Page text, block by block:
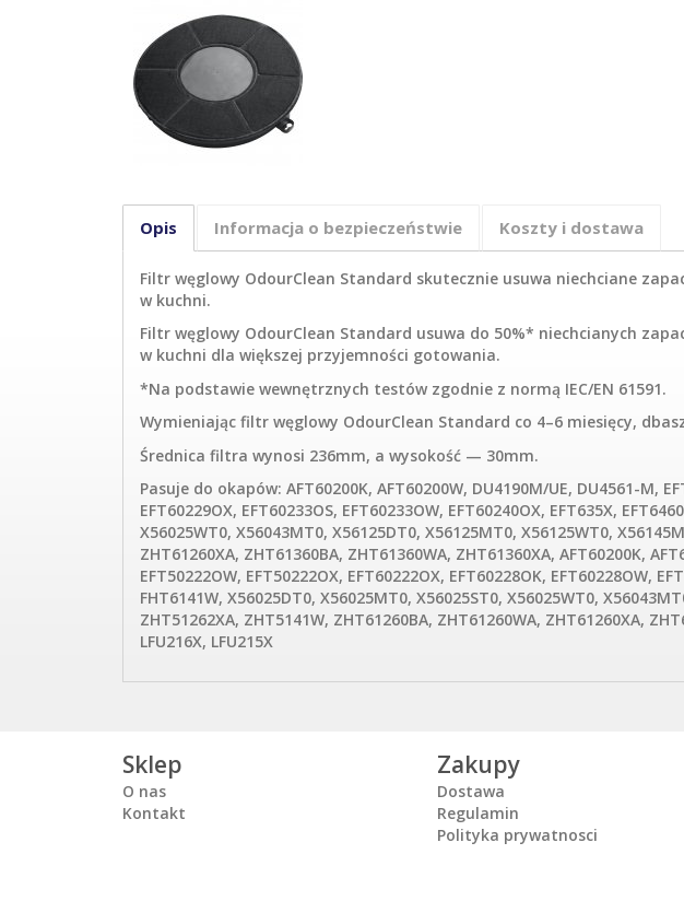
Opis Informacja o bezpieczeństwie Koszty i dostawa
Filtr węglowy OdourClean Standard skutecznie usuwa niechciane
w kuchni.
Filtr węglowy OdourClean Standard usuwa do 50%* niechcianych
w kuchni dla większej przyjemności gotowania.
*Na podstawie wewnętrznych testów zgodnie z normą IEC/EN 61591.
Wymieniając filtr węglowy OdourClean Standard co 4–6 miesięcy,
Średnica filtra wynosi 236mm, a wysokość — 30mm.
Pasuje do okapów: AFT60200K, AFT60200W, DU4190M/UE, DU4561-M,
EFT60229OX, EFT60233OS, EFT60233OW, EFT60240OX, EFT635X,
X56025WT0, X56043MT0, X56125DT0, X56125MT0, X56125WT0,
ZHT61260XA, ZHT61360BA, ZHT61360WA, ZHT61360XA, AFT60200K,
EFT50222OW, EFT50222OX, EFT60222OX, EFT60228OK, EFT60228OW,
FHT6141W, X56025DT0, X56025MT0, X56025ST0, X56025WT0,
ZHT51262XA, ZHT5141W, ZHT61260BA, ZHT61260WA, ZHT61260XA,
LFU216X, LFU215X
Sklep
O nas
Kontakt
Zakupy
Dostawa
Regulamin
Polityka prywatnosci